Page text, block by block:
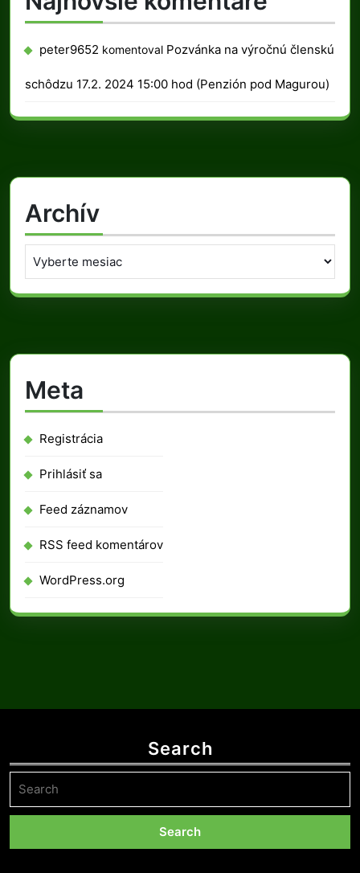
peter9652 komentoval Pozvánka na výročnú členskú
schôdzu 17.2. 2024 15:00 hod (Penzión pod Magurou)
Archív
Meta
Registrácia
Prihlásiť sa
Feed záznamov
RSS feed komentárov
WordPress.org
Search
for: